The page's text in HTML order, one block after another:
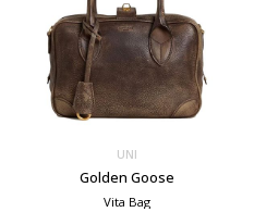
UNI
Golden Goose
Vita Bag